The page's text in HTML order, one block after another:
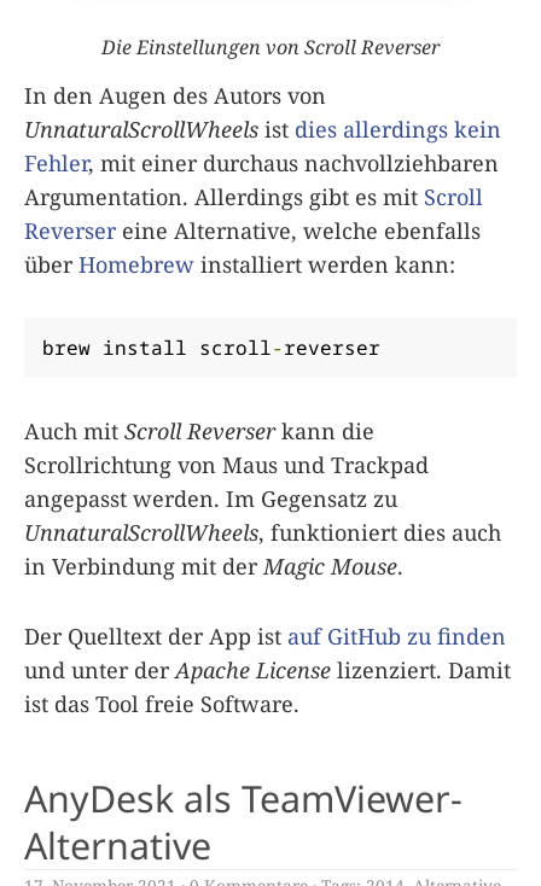
Die Einstellungen von Scroll Reverser
In den Augen des Autors von
UnnaturalScrollWheels ist dies allerdings kein
Fehler, mit einer durchaus nachvollziehbaren
Argumentation. Allerdings gibt es mit Scroll
Reversereine Alternative, welche ebenfalls
überHomebrew installiert werden kann:
brew install scroll-reverser
Auch mit Scroll Reverserkann die
Scrollrichtung von Maus und Trackpad
angepasst werden. Im Gegensatz zu
UnnaturalScrollWheels, funktioniert dies auch
in Verbindung mit derMagic Mouse.
Der Quelltext der App ist auf GitHub zu finden
und unter derApache License lizenziert. Damit
ist das Tool freie Software.
AnyDesk als TeamViewer-
Alternative